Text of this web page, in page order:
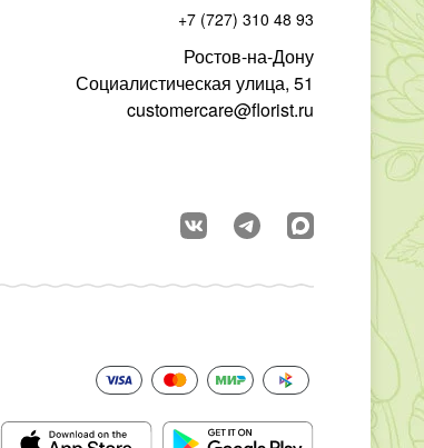
+7 (727) 310 48 93
Ростов-на-Дону
Социалистическая улица, 51
customercare@florist.ru